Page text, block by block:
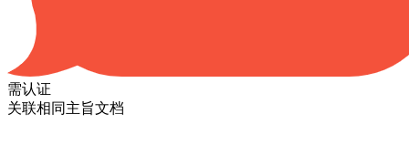
需认证
关联相同主旨文档